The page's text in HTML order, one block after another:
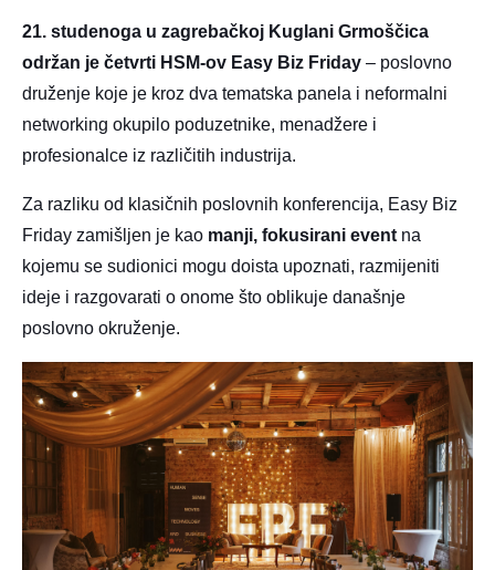
21. studenoga u zagrebačkoj Kuglani Grmoščica
održan je četvrti HSM-ov Easy Biz Friday – poslovno
druženje koje je kroz dva tematska panela i neformalni
networking okupilo poduzetnike, menadžere i
profesionalce iz različitih industrija.
Za razliku od klasičnih poslovnih konferencija, Easy Biz
Friday zamišljen je kao manji, fokusirani event na
kojemu se sudionici mogu doista upoznati, razmijeniti
ideje i razgovarati o onome što oblikuje današnje
poslovno okruženje.